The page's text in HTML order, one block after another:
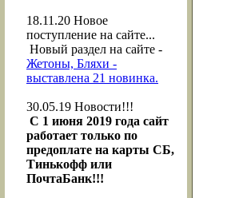
18.11.20 Новое
поступление на сайте...
Новый раздел на сайте -
Жетоны, Бляхи -
выставлена 21 новинка.
30.05.19 Новости!!!
С 1 июня 2019 года сайт
работает только по
предоплате на карты СБ,
Тинькофф или
ПочтаБанк!!!